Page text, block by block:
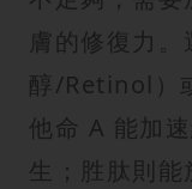
膚的修復力
醇/Retinol）
他命 A 能加
生；胜肽則